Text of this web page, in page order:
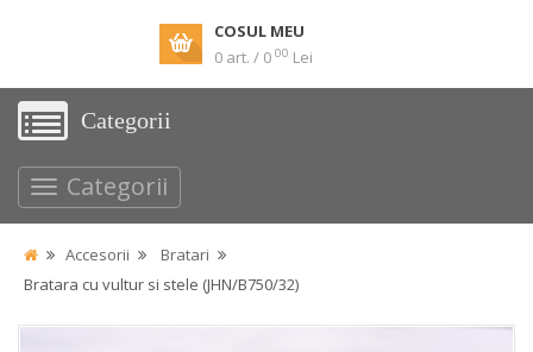
COSUL MEU
0 art. / 0 00 Lei
Categorii
Categorii
Accesorii
Bratari
Bratara cu vultur si stele (JHN/B750/32)